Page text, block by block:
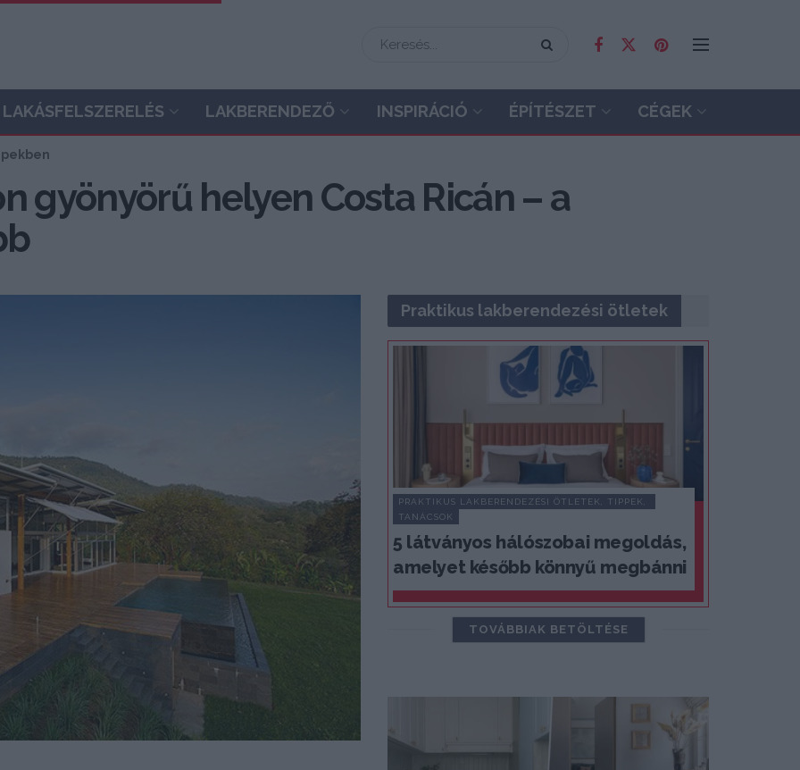
LAKÁSFELSZERELÉS LAKBERENDEZŐ INSPIRÁCIÓ ÉPÍTÉSZET CÉGEK
gyönyörű helyen Costa Ricán – a
Praktikus lakberendezési ötletek
PRAKTIKUS LAKBERENDEZÉSI ÖTLETEK, TIPPEK,
TANÁCSOK
5 látványos hálószobai megoldás,
amelyet később könnyű megbánni
TOVÁBBIAK BETÖLTÉSE